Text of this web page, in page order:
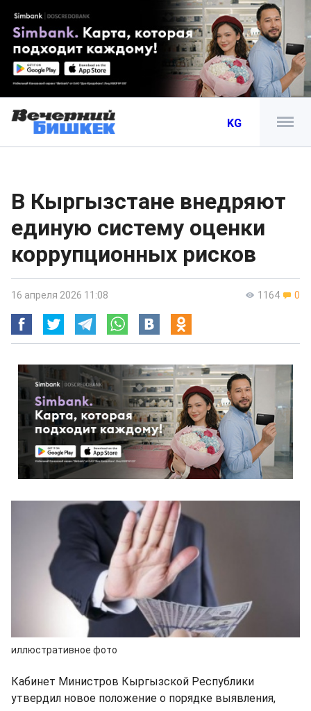
KG
В Кыргызстане внедряют
единую систему оценки
коррупционных рисков
1164 0
16 апреля 2026 11:08
иллюстративное фото
Кабинет Министров Кыргызской Республики
утвердил новое положение о порядке выявления,